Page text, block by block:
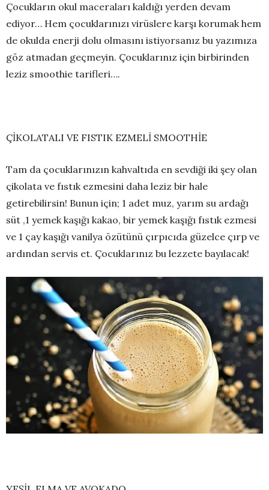
Çocukların okul maceraları kaldığı yerden devam
ediyor… Hem çocuklarınızı virüslere karşı korumak hem
de okulda enerji dolu olmasını istiyorsanız bu yazımıza
göz atmadan geçmeyin. Çocuklarınız için birbirinden
leziz smoothie tarifleri….
ÇİKOLATALI VE FISTIK EZMELİ SMOOTHİE
Tam da çocuklarınızın kahvaltıda en sevdiği iki şey olan
çikolata ve fıstık ezmesini daha leziz bir hale
getirebilirsin! Bunun için; 1 adet muz, yarım su ardağı
süt ,1 yemek kaşığı kakao, bir yemek kaşığı fıstık ezmesi
ve 1 çay kaşığı vanilya özütünü çırpıcıda güzelce çırp ve
ardından servis et. Çocuklarınız bu lezzete bayılacak!